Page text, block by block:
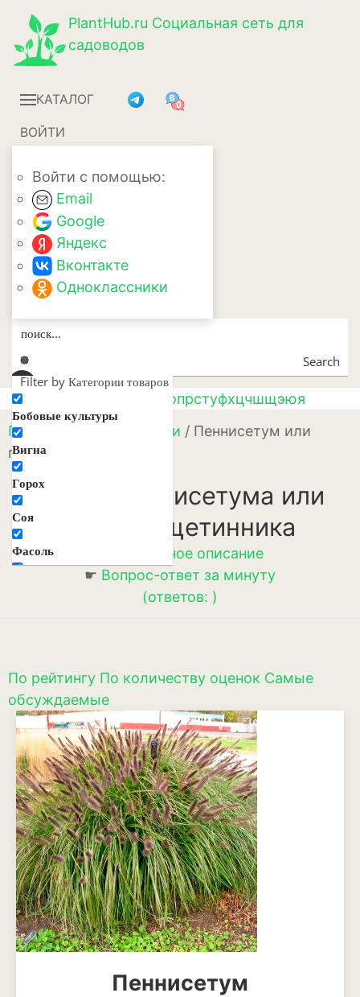
PlantHub.ru Социальная сеть для
садоводов
КАТАЛОГ
ВОЙТИ
Войти с помощью:
Email
Google
Яндекс
Вконтакте
Одноклассники
Search
Filter by Категории товаров
Бобовые культуры
Вигна
Горох
Соя
Фасоль
Декоративные цветы и
Амарант
Анемона
Астильба
Астра
Бархатцы
Гейхера
Георгины
Герань
опрстуфхцчшщэюя
Главная
Травы и злаки / Пеннисетум или
перистощетинник
Сорта пеннисетума или
перистощетинника
Подробное описание
☛ Вопрос-ответ за минуту
(ответов: )
По рейтингу По количеству оценок Самые
обсуждаемые
Пеннисетум